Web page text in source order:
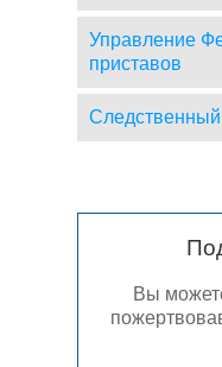
Управление
приставов
Следственный
Вы